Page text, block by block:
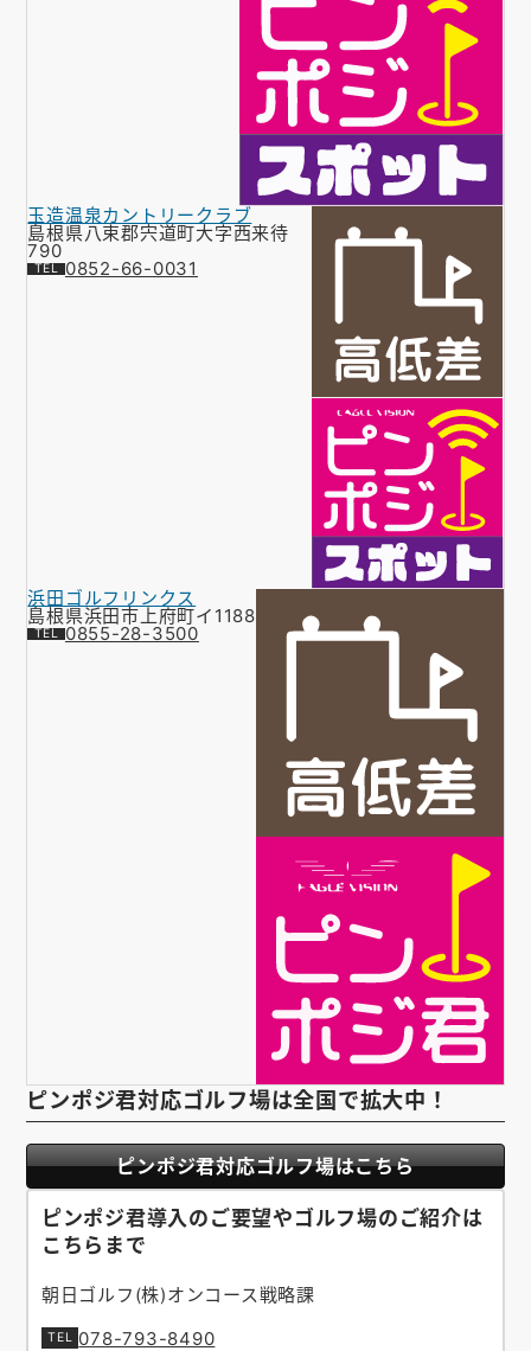
玉造温泉カントリークラブ
島根県八束郡宍道町大字西来待
790
0852-66-0031
浜田ゴルフリンクス
島根県浜田市上府町イ1188
0855-28-3500
ピンポジ君対応ゴルフ場は全国で拡大中！
ピンポジ君対応ゴルフ場はこちら
ピンポジ君導入のご要望やゴルフ場のご紹介は
こちらまで
朝日ゴルフ(株)オンコース戦略課
078-793-8490